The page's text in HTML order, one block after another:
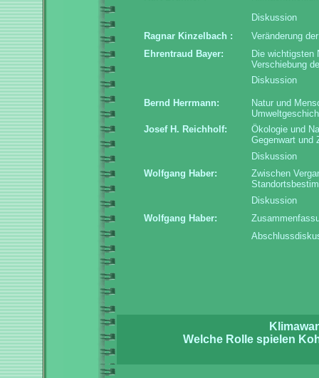
Diskussion
Ragnar Kinzelbach :
Veränderung
Ehrentraud Bayer:
Die wichtigsten
Verschiebung
Diskussion
Bernd Herrmann:
Natur und
Josef H. Reichholf:
Ökologie und
Gegenwart und
Diskussion
Wolfgang Haber:
Zwischen
Diskussion
Wolfgang Haber:
Welche Rolle spielen